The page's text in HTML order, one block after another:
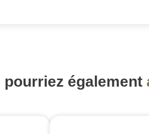
pourriez également